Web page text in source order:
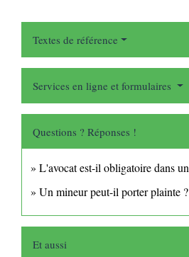
Textes de référence
Services en ligne et formulaires
Questions ? Réponses !
L'avocat est-il obligatoire dans
Un mineur peut-il porter plainte ?
Et aussi